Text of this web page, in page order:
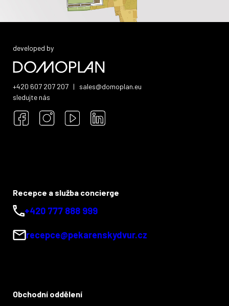
developed by
+420 607 207 207 | sales@domoplan.eu
sledujte nás
Recepce a služba concierge
+420 777 888 999
recepce@pekarenskydvur.cz
Obchodní oddělení